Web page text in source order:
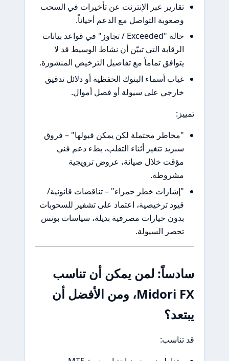
تقارير عبر الإنترنت عن تأخيرات في السحب
وصعوبة التواصل مع الدعم أحياناً.
حالة "Exceeded / تجاوز" في قواعد بيانات
الرقابة التي تبيّن أن نشاط الوسيط قد لا
يتوافق تماماً مع تفاصيل الترخيص المنشورة.
غياب أسماء البنوك الحفظية أو دلائل تدقيق
خارجي على سيولة أو فصل أموال.
"مخاطر محتملة لكن يمكن قبولها" – فروق
سبريد تتغير أثناء التقلب، بطء دعم فني
مؤقت خلال صيانة، عروض ترويجية
مشروطة.
"إشارات خطر حمراء" – تناقضات قانونية/
قيود ترخيصية، اعتماد على تشفير للسحوبات
بدون خيارات مصرفية بديلة، سياسات بونس
تحصر السيولة.
سادساً: لمن يمكن أن تناسب
Midori FX، ومن الأفضل أن
قد تناسب: